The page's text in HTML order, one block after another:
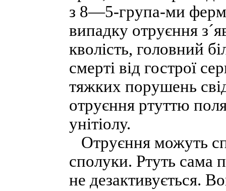
з 8—5-група-ми
випадку отруєння
кволість, головний
смерті від гострої
тяжких порушень
отруєння ртуттю
унітіолу.
Отруєння можуть
сполуки. Ртуть сама
не дезактивується.